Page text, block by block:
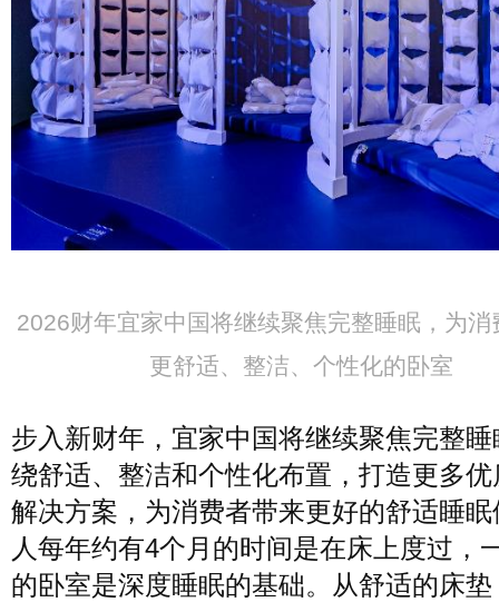
2026财年宜家中国将继续聚焦完整睡眠，为消
更舒适、整洁、个性化的卧室
步入新财年，宜家中国将继续聚焦完整
绕舒适、整洁和个性化布置，打造更多
解决方案，为消费者带来更好的舒适睡
人每年约有4个月的时间是在床上度过，
的卧室是深度睡眠的基础。从舒适的床